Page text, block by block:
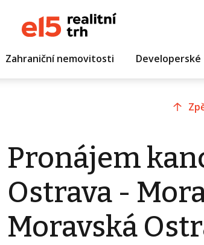
Zahraniční nemovitosti
Pronájem
Ostrava -
Moravská